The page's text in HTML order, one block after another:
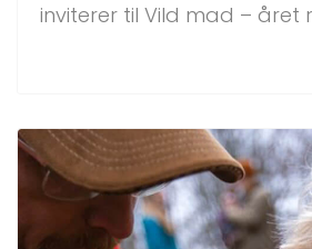
inviterer til Vild mad – året